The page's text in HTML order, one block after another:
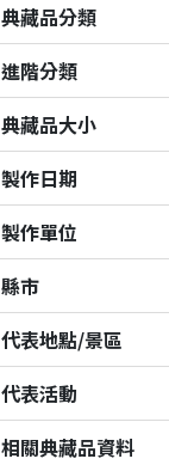
典藏品分類
進階分類
典藏品大小
製作日期
製作單位
縣市
代表地點/景區
代表活動
相關典藏品資料